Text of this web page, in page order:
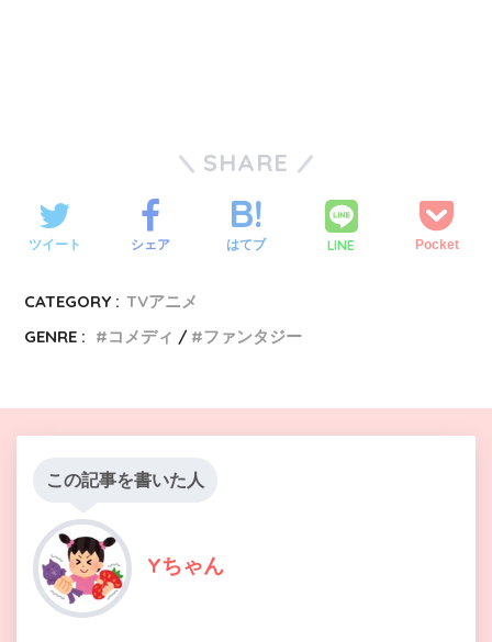
SHARE
ツイート シェア はてブ LINE Pocket
CATEGORY : TVアニメ
GENRE :
コメディ ファンタジー
この記事を書いた人
Yちゃん